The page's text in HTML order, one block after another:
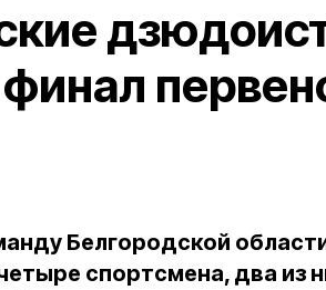
Белгородской
спортсмена, два из